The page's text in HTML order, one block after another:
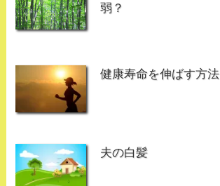
弱？
健康寿命を伸ばす方法
夫の白髪